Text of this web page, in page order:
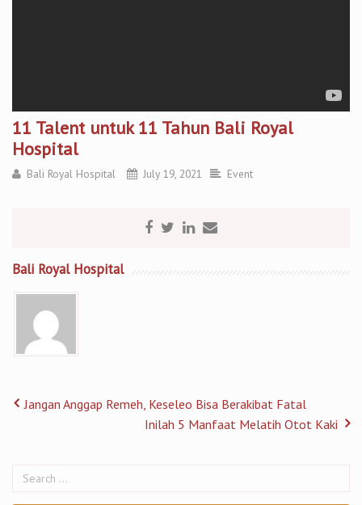
11 Talent untuk 11 Tahun Bali Royal
Hospital
Bali Royal Hospital July 19, 2021 Event
Bali Royal Hospital
Jangan Anggap Remeh, Keseleo Bisa Berakibat Fatal
Inilah 5 Manfaat Melatih Otot Kaki